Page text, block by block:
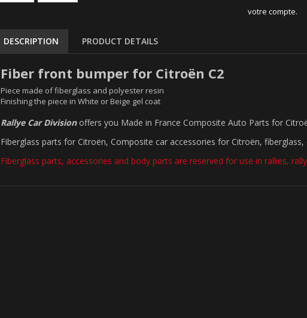
votre compte.
DESCRIPTION PRODUCT DETAILS
Fiber front bumper for Citroën C2
Piece made of fiberglass and polyester resin
Finishing the piece in White or Beige gel coat
Rallye Car Divisionoffers you Made in France Composite Auto Parts for
Fiberglass parts for Citroën, Composite car accessories for Citroën,
Fiberglass parts, accessories and body parts are reserved for use in rallies,